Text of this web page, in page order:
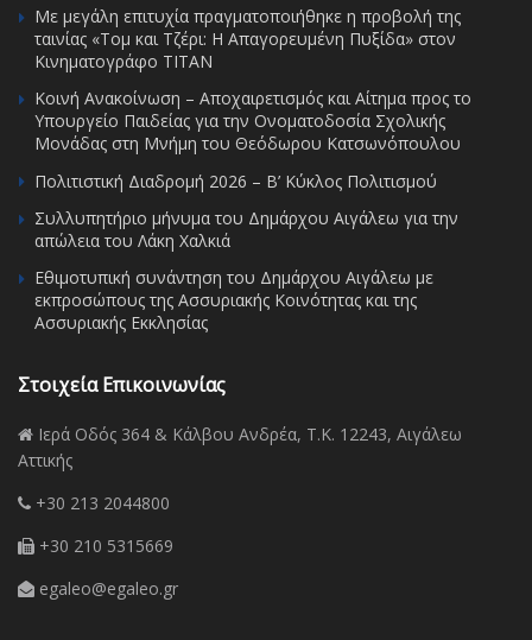
Με μεγάλη επιτυχία πραγματοποιήθηκε η προβολή της
ταινίας «Τομ και Τζέρι: Η Απαγορευμένη Πυξίδα» στον
Κινηματογράφο ΤΙΤΑΝ
Κοινή Ανακοίνωση – Αποχαιρετισμός και Αίτημα προς το
Υπουργείο Παιδείας για την Ονοματοδοσία Σχολικής
Μονάδας στη Μνήμη του Θεόδωρου Κατσωνόπουλου
Πολιτιστική Διαδρομή 2026 – Β’ Κύκλος Πολιτισμού
Συλλυπητήριο μήνυμα του Δημάρχου Αιγάλεω για την
απώλεια του Λάκη Χαλκιά
Εθιμοτυπική συνάντηση του Δημάρχου Αιγάλεω με
εκπροσώπους της Ασσυριακής Κοινότητας και της
Ασσυριακής Εκκλησίας
Στοιχεία Επικοινωνίας
Ιερά Οδός 364 & Κάλβου Ανδρέα, Τ.Κ. 12243, Αιγάλεω
Αττικής
+30 213 2044800
+30 210 5315669
egaleo@egaleo.gr